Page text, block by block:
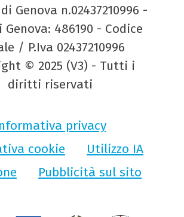
Genova n.02437210996 -
Genova: 486190 - Codice
/ P.Iva 02437210996
© 2025 (V3) - Tutti i
diritti riservati
privacy
cookie
Utilizzo IA
Pubblicità sul sito